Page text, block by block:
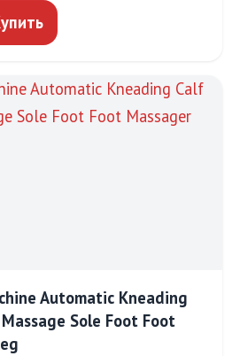
Automatic Kneading
Sole Foot Foot